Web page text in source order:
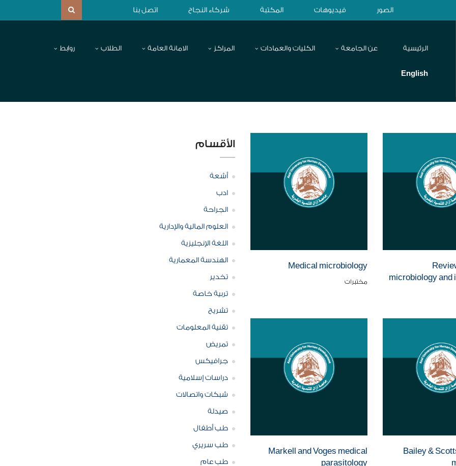
الصور فيديوهات المكتبة شركاء النجاح اتصل بنا
الرئيسية عن الجامعة الكليات والعمادات المراكز الامانة العامة الطلاب روابط
English
microbiology and
Medical microbiology
مختبرات
Bailey &
Markell and Voges medical
parasitology
الأقسام
أشعة
ادب
الجراحة
العلوم المالية والإدارية
اللغة الإنجليزية
الهندسة المعمارية
تخدير
تربية خاصة
تشريح
تقنية المعلومات
تمريض
جرافيكس
دراسات إسلامية
شبكات واتصالات
صيدلة
طب أطفال
طب سريري
طب عام